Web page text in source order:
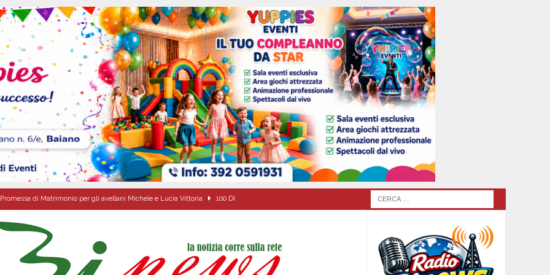
Promessa di Matrimonio per gli avellani Michele e Lucia Vittoria 100 DI
due giorni di fede nel ricordo del fondatore